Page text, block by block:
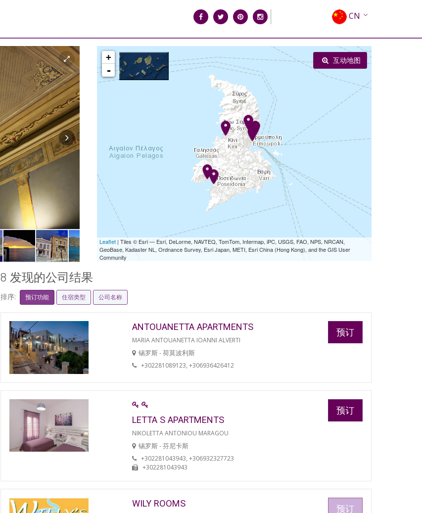
CN
EN
EL
ES
syros_vaporia_F268133321.jpg
+
-
Leaflet | Tiles © Esri — Esri, DeLorme, NAVTEQ, TomTom, Intermap, iPC, USGS, FAO, NPS, NRCAN,
GeoBase, Kadaster NL, Ordnance Survey, Esri Japan, METI, Esri China (Hong Kong), and the GIS User
Community
互动地图
8 发现的公司结果
排序: 预订功能 住宿类型 公司名称
ANTOUANETTA APARTMENTS
MARIA ANTOUANETTA IOANNI ALVERTI
锡罗斯 - 荷莫波利斯
+302281089123, +306936426412
预订
LETTA S APARTMENTS
NIKOLETTA ANTONIOU MARAGOU
锡罗斯 - 芬尼卡斯
+302281043943, +306932327723
+302281043943
预订
WILY ROOMS 预订